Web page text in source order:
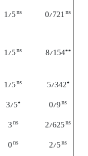
0/721ns
1/5ns
8/154**
1/5ns
5/342*
1/5ns
0/9ns
3/5*
2/625ns
3ns
2/5ns
0ns